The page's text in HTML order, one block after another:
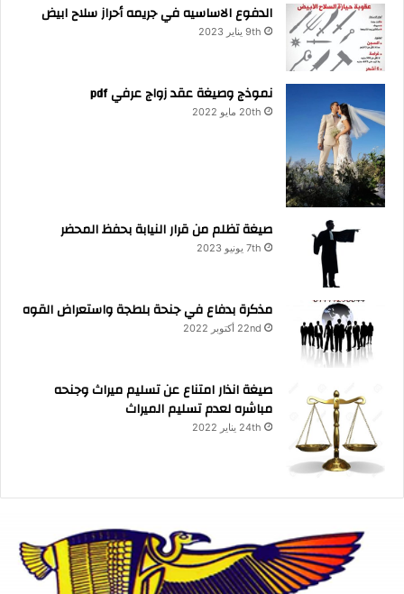
الدفوع الاساسيه في جريمه أحراز سلاح ابيض
9th يناير 2023
نموذج وصيغة عقد زواج عرفي pdf
20th مايو 2022
صيغة تظلم من قرار النيابة بحفظ المحضر
7th يونيو 2023
مذكرة بدفاع في جنحة بلطجة واستعراض القوه
22nd أكتوبر 2022
صيغة انذار امتناع عن تسليم ميراث وجنحه
مباشره لعدم تسليم الميراث
24th يناير 2022